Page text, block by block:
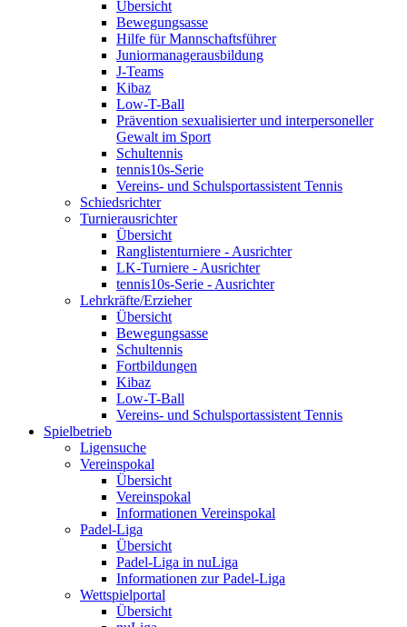
Übersicht
Bewegungsasse
Hilfe für Mannschaftsführer
Juniormanagerausbildung
J-Teams
Kibaz
Low-T-Ball
Prävention sexualisierter und interpersoneller
Gewalt im Sport
Schultennis
tennis10s-Serie
Vereins- und Schulsportassistent Tennis
Schiedsrichter
Turnierausrichter
Übersicht
Ranglistenturniere - Ausrichter
LK-Turniere - Ausrichter
tennis10s-Serie - Ausrichter
Lehrkräfte/Erzieher
Übersicht
Bewegungsasse
Schultennis
Fortbildungen
Kibaz
Low-T-Ball
Vereins- und Schulsportassistent Tennis
Spielbetrieb
Ligensuche
Vereinspokal
Übersicht
Vereinspokal
Informationen Vereinspokal
Padel-Liga
Übersicht
Padel-Liga in nuLiga
Informationen zur Padel-Liga
Wettspielportal
Übersicht